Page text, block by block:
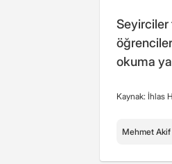
Seyirciler
okuma
Kaynak: İhlas
Mehmet Akif